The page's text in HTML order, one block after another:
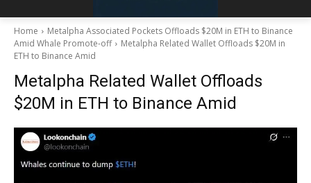
Home
Metalpha Associated Pockets Offloads $20M in ETH to Binance
Amid Whale Promote-off
Metalpha Related Wallet Offloads $20M in
ETH to Binance Amid
Metalpha Related Wallet Offloads
$20M in ETH to Binance Amid